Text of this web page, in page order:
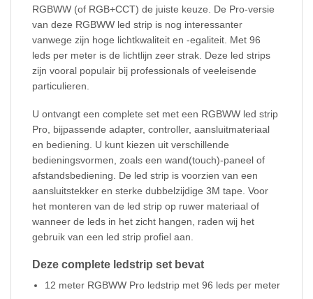
RGBWW (of RGB+CCT) de juiste keuze. De Pro-versie
van deze RGBWW led strip is nog interessanter
vanwege zijn hoge lichtkwaliteit en -egaliteit. Met 96
leds per meter is de lichtlijn zeer strak. Deze led strips
zijn vooral populair bij professionals of veeleisende
particulieren.
U ontvangt een complete set met een RGBWW led strip
Pro, bijpassende adapter, controller, aansluitmateriaal
en bediening. U kunt kiezen uit verschillende
bedieningsvormen, zoals een wand(touch)-paneel of
afstandsbediening. De led strip is voorzien van een
aansluitstekker en sterke dubbelzijdige 3M tape. Voor
het monteren van de led strip op ruwer materiaal of
wanneer de leds in het zicht hangen, raden wij het
gebruik van een led strip profiel aan.
Deze complete ledstrip set bevat
12 meter RGBWW Pro ledstrip met 96 leds per meter